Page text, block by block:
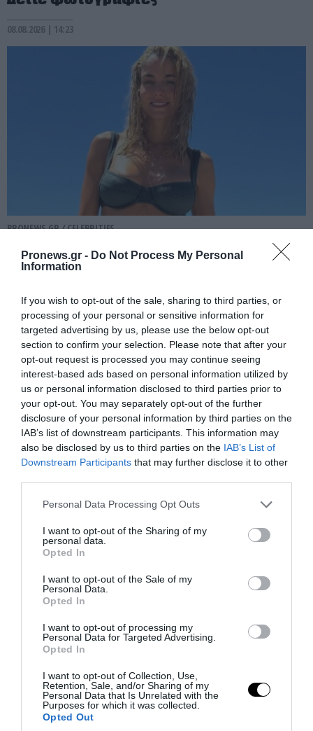
Pronews.gr - Do Not Process My Personal
Information
If you wish to opt-out of the sale, sharing to third parties, or
processing of your personal or sensitive information for
targeted advertising by us, please use the below opt-out
section to confirm your selection. Please note that after your
opt-out request is processed you may continue seeing
interest-based ads based on personal information utilized by
us or personal information disclosed to third parties prior to
your opt-out. You may separately opt-out of the further
disclosure of your personal information by third parties on the
IAB’s list of downstream participants. This information may
also be disclosed by us to third parties on the IAB’s List of
Downstream Participants that may further disclose it to other
Please note that this website/app uses one or more Google
not limited to your visit or usage behaviour. You may click to
grant or deny consent to Google and its third-party tags to
use your data for below specified purposes in below Google
consent section.
Personal Data Processing Opt Outs
I want to opt-out of the Sharing of my
personal data.
Opted In
I want to opt-out of the Sale of my
Personal Data.
Opted In
I want to opt-out of processing my
Personal Data for Targeted Advertising.
Opted In
I want to opt-out of Collection, Use,
Retention, Sale, and/or Sharing of my
Personal Data that Is Unrelated with the
Purposes for which it was collected.
Opted Out
08.08.2026 | 14:23
PRONEWS.GR /CELEBRITIES
Στη Γαλλική Πολυνησία η Δ.Νομικού: Οι
πόζες με μπικίνι που «ανέβασαν» την
θερμοκρασία (φωτο)
08.08.2026 | 13:10
Δ.Παπαδήμα: Ποζάρει με μπικίνι στην
της στα 63 της (φωτο)